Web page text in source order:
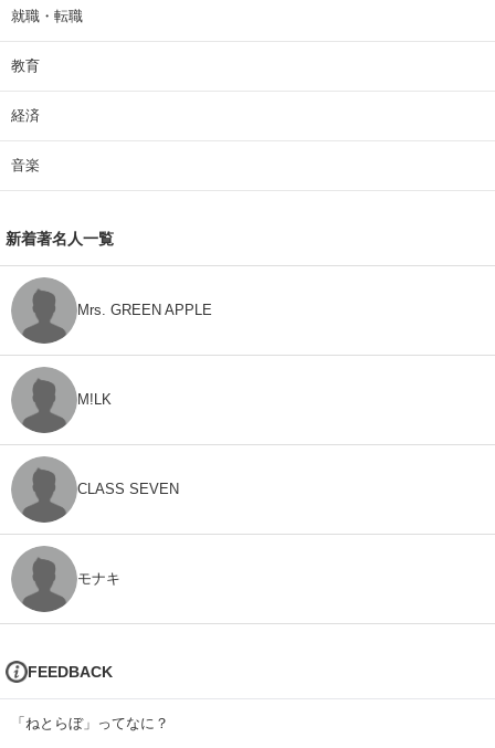
就職・転職
教育
経済
音楽
新着著名人一覧
Mrs. GREEN APPLE
M!LK
CLASS SEVEN
モナキ
FEEDBACK
「ねとらぼ」ってなに？